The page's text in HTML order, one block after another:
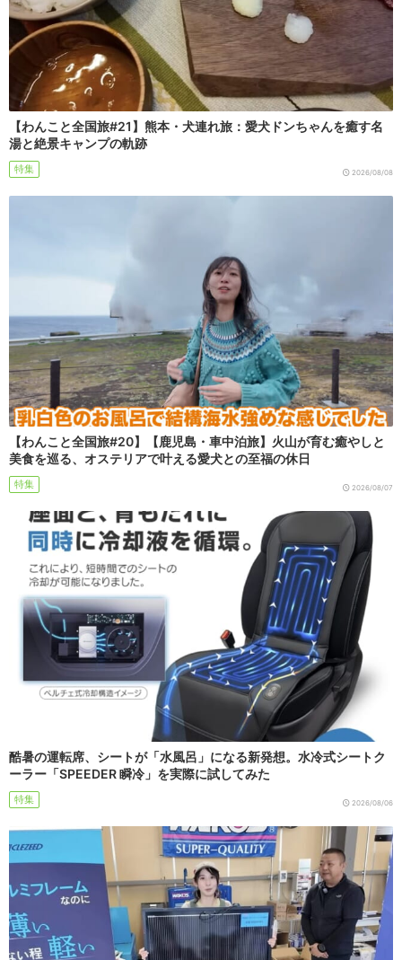
【わんこと全国旅#21】熊本・犬連れ旅：愛犬ドンちゃんを癒す名
湯と絶景キャンプの軌跡
特集 2026/08/08
【わんこと全国旅#20】【鹿児島・車中泊旅】火山が育む癒やしと
美食を巡る、オステリアで叶える愛犬との至福の休日
特集 2026/08/07
酷暑の運転席、シートが「水風呂」になる新発想。水冷式シートク
ーラー「SPEEDER 瞬冷」を実際に試してみた
特集 2026/08/06